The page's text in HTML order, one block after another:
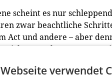
scheint es nur
zwar beachtliche
Act und andere – aber
zu begrenzen.
Plattformen kaum
und die Medienvielfalt
verwendet